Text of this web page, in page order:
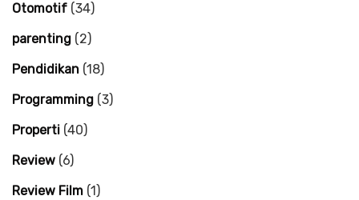
Otomotif (34)
parenting (2)
Pendidikan (18)
Programming (3)
Properti (40)
Review (6)
Review Film (1)